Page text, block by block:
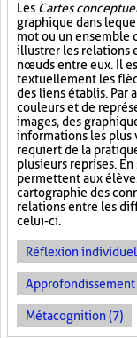
Les Cartes
graphique dans
mot ou un ensemble
illustrer les relations
nœuds entre eux. Il
textuellement les
des liens établis. Par
couleurs et de
images, des
informations les plus
requiert de la
plusieurs reprises. En
permettent aux
cartographie des
relations entre les
celui-ci.
Réflexion
Approfondissement
Métacognition (7)